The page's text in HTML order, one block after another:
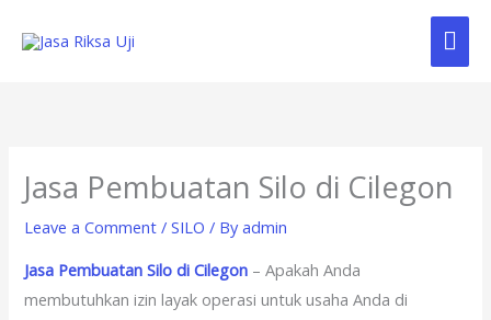
Jasa Pembuatan Silo di Cilegon
Leave a Comment /SILO / Byadmin
Jasa Pembuatan Silo di Cilegon – Apakah Anda
membutuhkan izin layak operasi untuk usaha Anda di